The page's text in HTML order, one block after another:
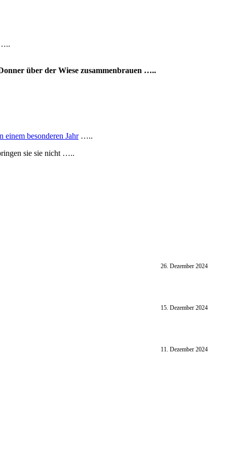
über der Wiese zusammenbrauen …..
einem besonderen Jahr…..
sie sie nicht …..
26. Dezember 2024
15. Dezember 2024
11. Dezember 2024